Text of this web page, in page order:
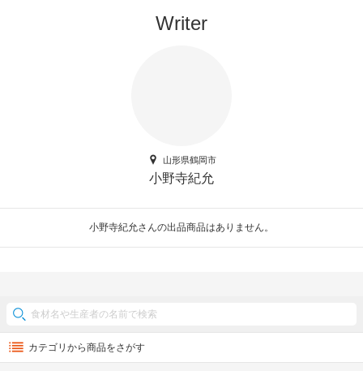
Writer
山形県鶴岡市
小野寺紀允
小野寺紀允さんの出品商品はありません。
カテゴリから商品をさがす